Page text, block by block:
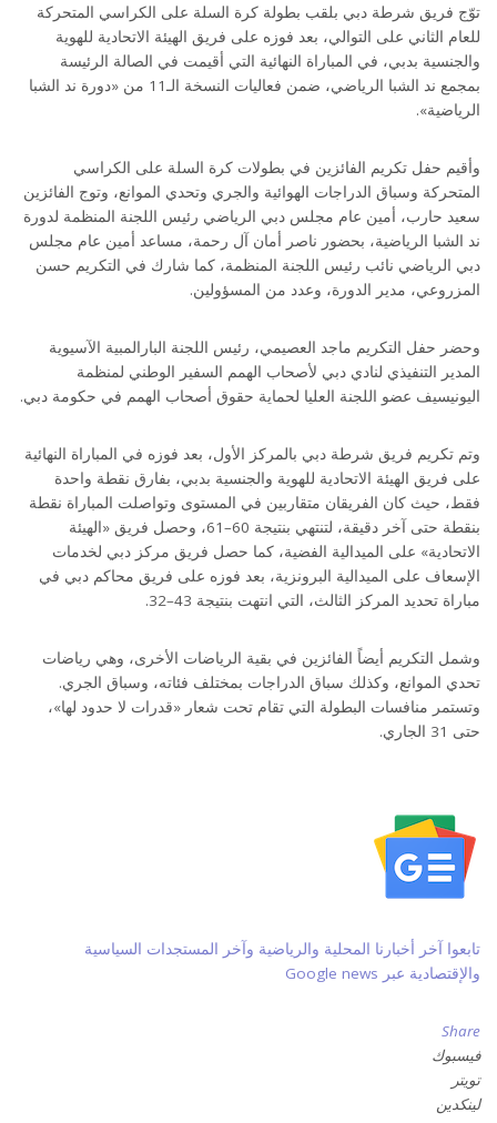
توّج فريق شرطة دبي بلقب بطولة كرة السلة على الكراسي المتحركة
للعام الثاني على التوالي، بعد فوزه على فريق الهيئة الاتحادية للهوية
والجنسية بدبي، في المباراة النهائية التي أقيمت في الصالة الرئيسة
بمجمع ند الشبا الرياضي، ضمن فعاليات النسخة الـ11 من «دورة ند الشبا
الرياضية».
وأقيم حفل تكريم الفائزين في بطولات كرة السلة على الكراسي
المتحركة وسباق الدراجات الهوائية والجري وتحدي الموانع، وتوج الفائزين
سعيد حارب، أمين عام مجلس دبي الرياضي رئيس اللجنة المنظمة لدورة
ند الشبا الرياضية، بحضور ناصر أمان آل رحمة، مساعد أمين عام مجلس
دبي الرياضي نائب رئيس اللجنة المنظمة، كما شارك في التكريم حسن
المزروعي، مدير الدورة، وعدد من المسؤولين.
وحضر حفل التكريم ماجد العصيمي، رئيس اللجنة البارالمبية الآسيوية
المدير التنفيذي لنادي دبي لأصحاب الهمم السفير الوطني لمنظمة
اليونيسيف عضو اللجنة العليا لحماية حقوق أصحاب الهمم في حكومة دبي.
وتم تكريم فريق شرطة دبي بالمركز الأول، بعد فوزه في المباراة النهائية
على فريق الهيئة الاتحادية للهوية والجنسية بدبي، بفارق نقطة واحدة
فقط، حيث كان الفريقان متقاربين في المستوى وتواصلت المباراة نقطة
بنقطة حتى آخر دقيقة، لتنتهي بنتيجة 60–61، وحصل فريق «الهيئة
الاتحادية» على الميدالية الفضية، كما حصل فريق مركز دبي لخدمات
الإسعاف على الميدالية البرونزية، بعد فوزه على فريق محاكم دبي في
مباراة تحديد المركز الثالث، التي انتهت بنتيجة 43–32.
وشمل التكريم أيضاً الفائزين في بقية الرياضات الأخرى، وهي رياضات
تحدي الموانع، وكذلك سباق الدراجات بمختلف فئاته، وسباق الجري.
وتستمر منافسات البطولة التي تقام تحت شعار «قدرات لا حدود لها»،
حتى 31 الجاري.
تابعوا آخر أخبارنا المحلية والرياضية وآخر المستجدات السياسية
والإقتصادية عبر Google news
Share
فيسبوك
تويتر
لينكدين